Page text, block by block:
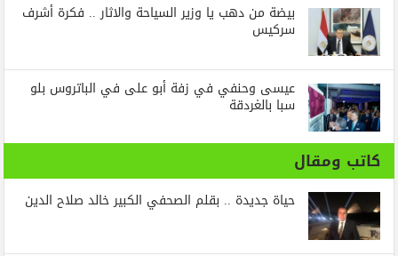
بيضة من دهب يا وزير السياحة والاثار .. فكرة أشرف
سركيس
عيسى وحنفي في زفة أبو على في الباتروس بلو
سبا بالغردقة
كاتب ومقال
حياة جديدة .. بقلم الصحفي الكبير خالد صلاح الدين